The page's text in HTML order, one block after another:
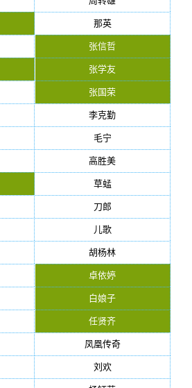
那英
张信哲
张学友
张国荣
李克勤
毛宁
高胜美
草蜢
刀郎
儿歌
胡杨林
卓依婷
白娘子
任贤齐
凤凰传奇
刘欢